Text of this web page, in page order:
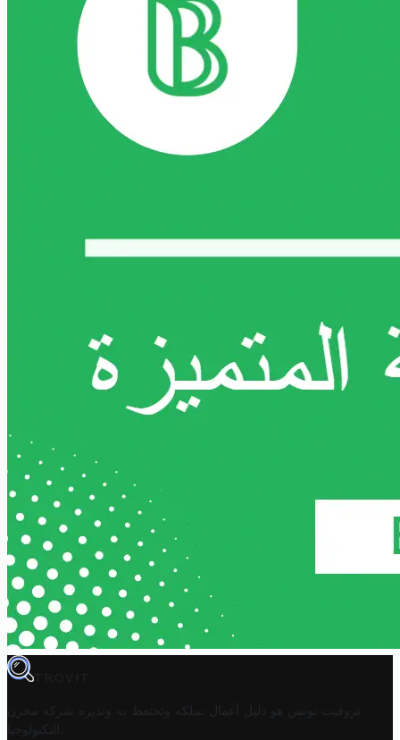
TROVIT
تروفيت تونس هو دليل أعمال تملكه وتحتفظ به وتديره
شركة مخزن
التكنولوجيا